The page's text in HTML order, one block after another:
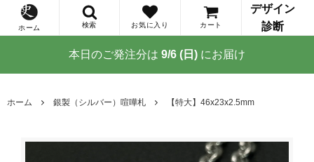
ホーム 検索 お気に入り カート
デザイン
診断
本日のご発注分は 9/6 (日) にお届け
ホーム 銀製（シルバー）喧嘩札 【特大】46x23x2.5mm